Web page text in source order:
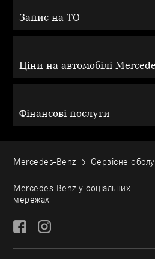
Запис на ТО
Ціни на автомобілі
Фінансові послуги
Mercedes-Benz Сервісне
Mercedes-Benz у соціальних
мережах